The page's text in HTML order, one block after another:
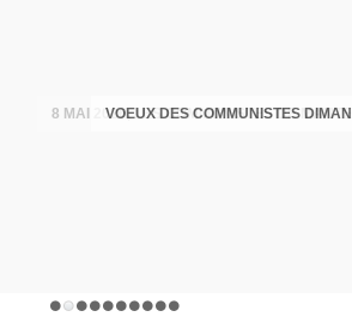
VOEUX DES COMMUNISTES